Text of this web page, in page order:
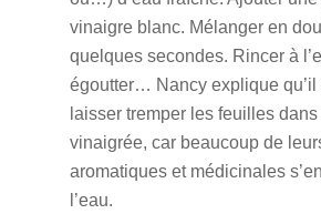
vinaigre blanc. Mélanger en
quelques secondes. Rincer à
égoutter… Nancy explique qu’il
laisser tremper les feuilles dans
vinaigrée, car beaucoup de
aromatiques et médicinales
l’eau.